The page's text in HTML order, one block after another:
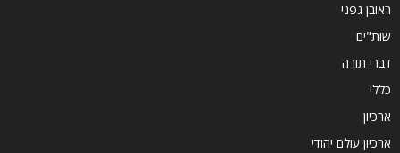
ראובן גפני
שות"ים
דברי תורה
כללי
ארכיון
ארכיון עולם יהודי